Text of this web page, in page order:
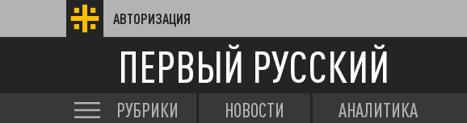
АВТОРИЗАЦИЯ
ПЕРВЫЙ РУССКИЙ
РУБРИКИ НОВОСТИ АНАЛИТИКА